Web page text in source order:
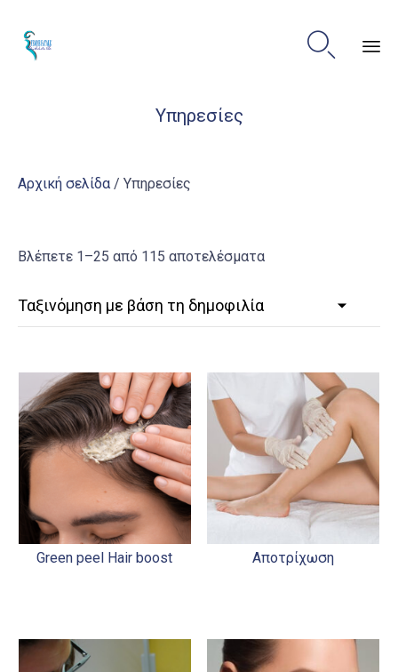

Υπηρεσίες
Αρχική σελίδα / Υπηρεσίες
Βλέπετε 1–25 από 115 αποτελέσματαSorted
popularity
Green peel Hair boost Αποτρίχωση